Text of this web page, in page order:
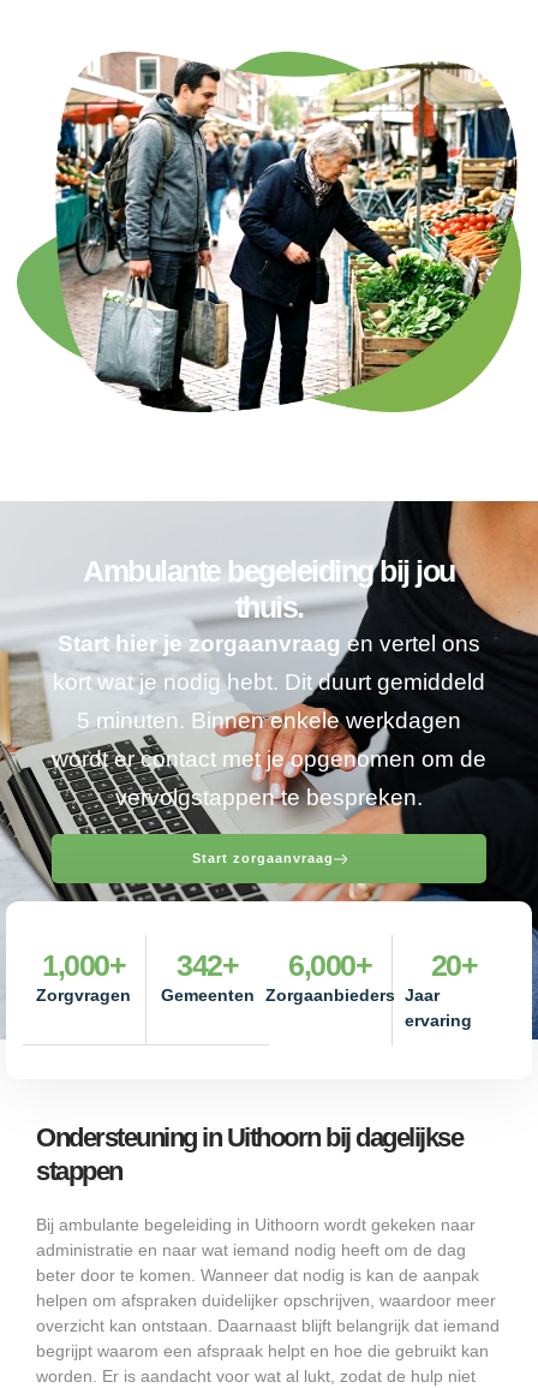
Ambulante begeleiding bij jou
thuis.
Start hier je zorgaanvraag en vertel ons
kort wat je nodig hebt. Dit duurt gemiddeld
5 minuten. Binnen enkele werkdagen
wordt er contact met je opgenomen om de
vervolgstappen te bespreken.
Start zorgaanvraag
Zorgvragen
1,000+
Gemeenten
342+
Zorgaanbieders
6,000+
Jaar
ervaring
20+
Ondersteuning in Uithoorn bij dagelijkse
stappen
Bij ambulante begeleiding in Uithoorn wordt gekeken naar
administratie en naar wat iemand nodig heeft om de dag
beter door te komen. Wanneer dat nodig is kan de aanpak
helpen om afspraken duidelijker opschrijven, waardoor meer
overzicht kan ontstaan. Daarnaast blijft belangrijk dat iemand
begrijpt waarom een afspraak helpt en hoe die gebruikt kan
worden. Er is aandacht voor wat al lukt, zodat de hulp niet